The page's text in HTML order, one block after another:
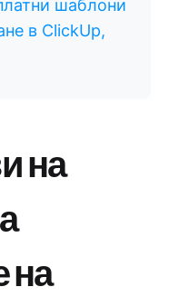
шаблони
в ClickUp,
на
на